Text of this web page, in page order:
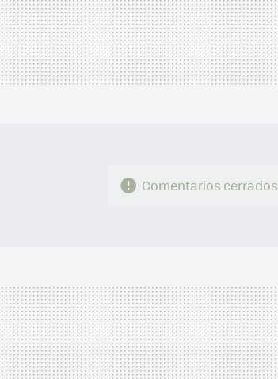
Comentarios cerrados